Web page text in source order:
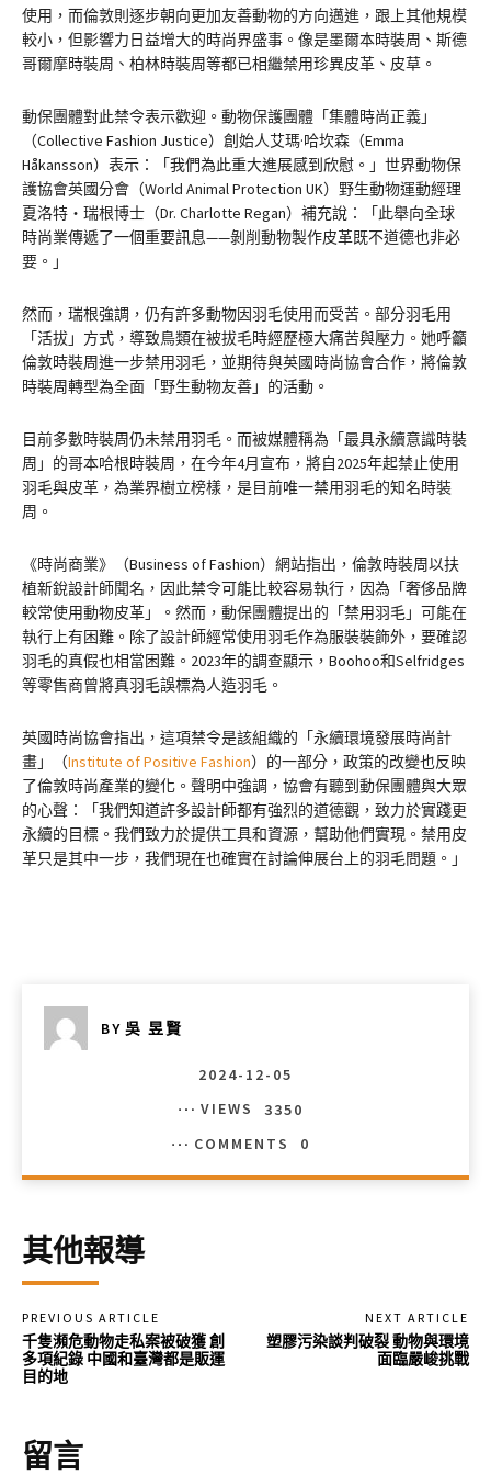
使用，而倫敦則逐步朝向更加友善動物的方向邁進，跟上其他規模
較小，但影響力日益增大的時尚界盛事。像是墨爾本時裝周、斯德
哥爾摩時裝周、柏林時裝周等都已相繼禁用珍異皮革、皮草。
動保團體對此禁令表示歡迎。動物保護團體「集體時尚正義」
（Collective Fashion Justice）創始人艾瑪·哈坎森（Emma
Håkansson）表示：「我們為此重大進展感到欣慰。」世界動物保
護協會英國分會（World Animal Protection UK）野生動物運動經理
夏洛特・瑞根博士（Dr. Charlotte Regan）補充說：「此舉向全球
時尚業傳遞了一個重要訊息——剝削動物製作皮革既不道德也非必
要。」
然而，瑞根強調，仍有許多動物因羽毛使用而受苦。部分羽毛用
「活拔」方式，導致鳥類在被拔毛時經歷極大痛苦與壓力。她呼籲
倫敦時裝周進一步禁用羽毛，並期待與英國時尚協會合作，將倫敦
時裝周轉型為全面「野生動物友善」的活動。
目前多數時裝周仍未禁用羽毛。而被媒體稱為「最具永續意識時裝
周」的哥本哈根時裝周，在今年4月宣布，將自2025年起禁止使用
羽毛與皮革，為業界樹立榜樣，是目前唯一禁用羽毛的知名時裝
周。
《時尚商業》（Business of Fashion）網站指出，倫敦時裝周以扶
植新銳設計師聞名，因此禁令可能比較容易執行，因為「奢侈品牌
較常使用動物皮革」。然而，動保團體提出的「禁用羽毛」可能在
執行上有困難。除了設計師經常使用羽毛作為服裝裝飾外，要確認
羽毛的真假也相當困難。2023年的調查顯示，Boohoo和Selfridges
等零售商曾將真羽毛誤標為人造羽毛。
英國時尚協會指出，這項禁令是該組織的「永續環境發展時尚計
畫」（Institute of Positive Fashion）的一部分，政策的改變也反映
了倫敦時尚產業的變化。聲明中強調，協會有聽到動保團體與大眾
的心聲：「我們知道許多設計師都有強烈的道德觀，致力於實踐更
永續的目標。我們致力於提供工具和資源，幫助他們實現。禁用皮
革只是其中一步，我們現在也確實在討論伸展台上的羽毛問題。」
BY 吳 昱賢
2024-12-05
VIEWS
3350
COMMENTS
0
其他報導
PREVIOUS ARTICLE
千隻瀕危動物走私案被破獲 創
多項紀錄 中國和臺灣都是販運
目的地
NEXT ARTICLE
塑膠污染談判破裂 動物與環境
面臨嚴峻挑戰
留言